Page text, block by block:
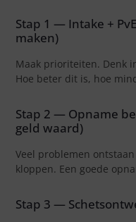
Stap 1 — Intake +
maken)
Maak prioriteiten. Denk
Hoe beter dit is, hoe
Stap 2 — Opname
geld waard)
Veel problemen
kloppen. Een goede
Stap 3 —